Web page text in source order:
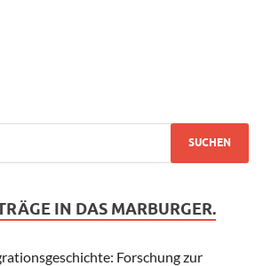
IN DAS MARBURGER.
Forschung zur